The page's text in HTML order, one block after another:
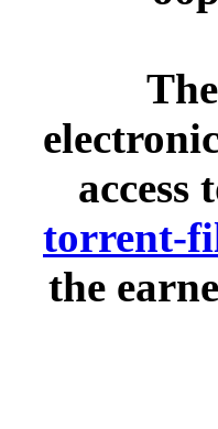
access
torrent-
the